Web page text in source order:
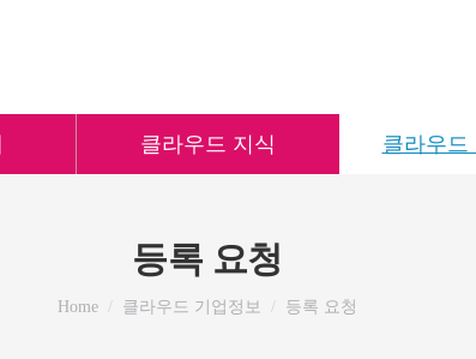
클라우드 지식 클라우드
등록 요청
You are here:
Home 클라우드 기업정보 등록 요청